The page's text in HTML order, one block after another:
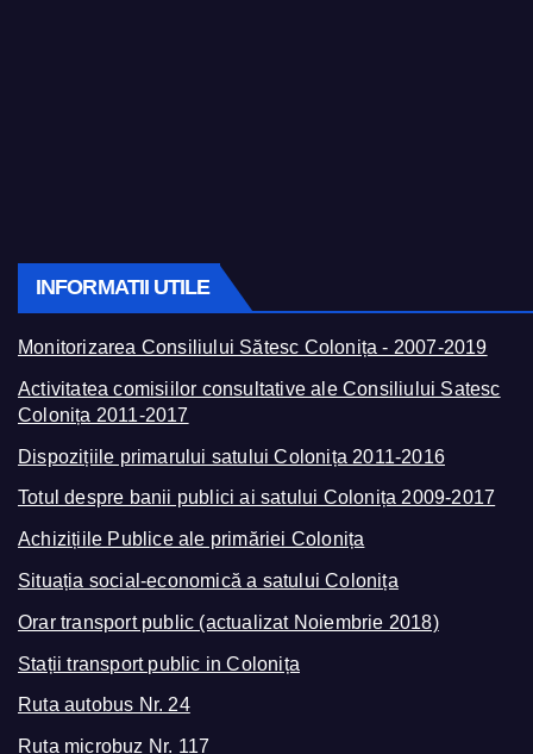
INFORMATII UTILE
Monitorizarea Consiliului Sătesc Colonița - 2007-2019
Activitatea comisiilor consultative ale Consiliului Satesc
Colonița 2011-2017
Dispozițiile primarului satului Colonița 2011-2016
Totul despre banii publici ai satului Colonița 2009-2017
Achizițiile Publice ale primăriei Colonița
Situația social-economică a satului Colonița
Orar transport public (actualizat Noiembrie 2018)
Stații transport public in Colonița
Ruta autobus Nr. 24
Ruta microbuz Nr. 117